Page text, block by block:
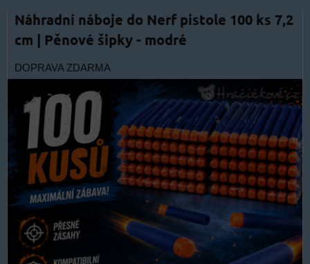
Náhradní náboje do Nerf pistole 100 ks 7,2
cm | Pěnové šipky - modré
DOPRAVA ZDARMA